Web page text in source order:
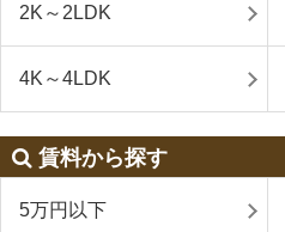
2K～2LDK
4K～4LDK
賃料から探す
5万円以下